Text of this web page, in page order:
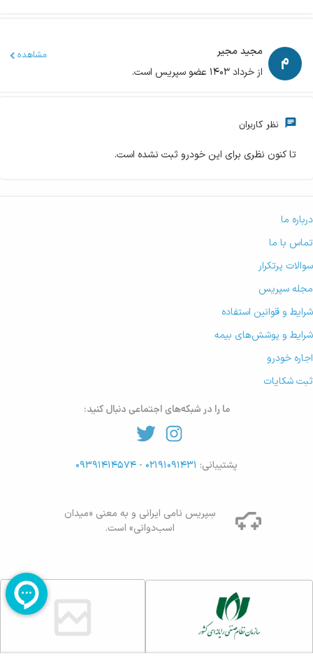
مجید مجیر
از خرداد ۱۴۰۳ عضو سپریس است.
مشاهده
نظر کاربران
تا کنون نظری برای این خودرو ثبت نشده است.
درباره ما
تماس با ما
سوالات پرتکرار
مجله سپریس
شرایط و قوانین استفاده
شرایط و پوشش‌های بیمه
اجاره خودرو
ثبت شکایات
ما را در شبکه‌های اجتماعی دنبال کنید:
پشتیبانی: ۰۲۱۹۱۰۹۱۴۳۱ -
سِپریس نامی ایرانی و به معنی «میدان
اسب‌دوانی» است.